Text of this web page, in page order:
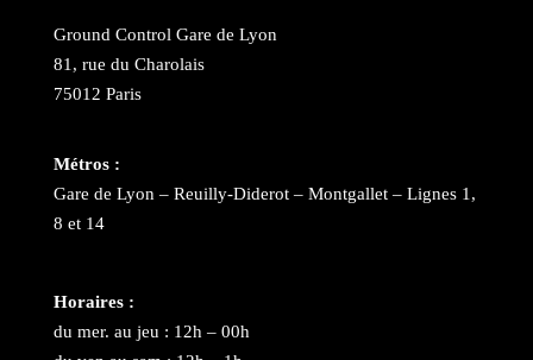
Ground Control Gare de Lyon
81, rue du Charolais
75012 Paris
Métros :
Gare de Lyon – Reuilly-Diderot – Montgallet – Lignes 1,
8 et 14
Horaires :
du mer. au jeu : 12h – 00h